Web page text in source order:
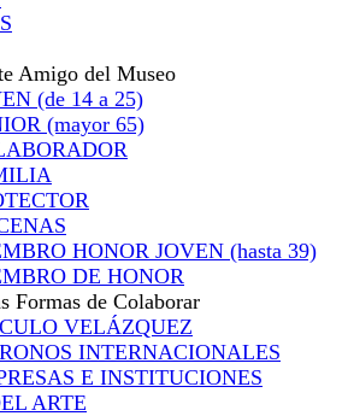
Amigo del Museo
(de 14 a 25)
(mayor 65)
HONOR JOVEN (hasta 39)
DE HONOR
Formas de Colaborar
VELÁZQUEZ
INTERNACIONALES
E INSTITUCIONES
ARTE